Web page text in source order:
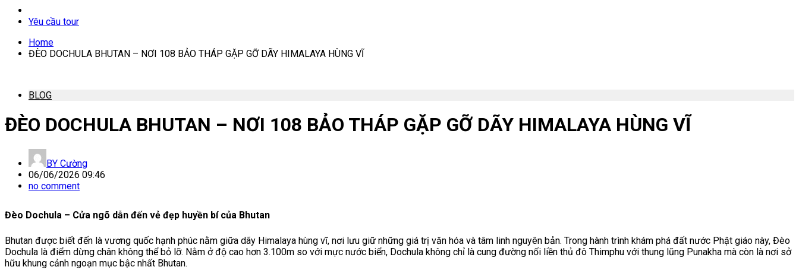
Yêu cầu tour
Home
ĐÈO DOCHULA BHUTAN – NƠI 108 BẢO THÁP GẶP GỠ DÃY HIMALAYA HÙNG VĨ
BLOG
ĐÈO DOCHULA BHUTAN – NƠI 108 BẢO THÁP GẶP GỠ DÃY HIMALAYA HÙNG VĨ
BY Cường
06/06/2026 09:46
no comment
Đèo Dochula – Cửa ngõ dẫn đến vẻ đẹp huyền bí của Bhutan
Bhutan được biết đến là vương quốc hạnh phúc nằm giữa dãy Himalaya hùng vĩ, nơi lưu giữ những giá trị văn hóa và tâm linh nguyên bản. Trong hành trình khám phá đất nước Phật giáo này, Đèo
Dochula là điểm dừng chân không thể bỏ lỡ. Nằm ở độ cao hơn 3.100m so với mực nước biển, Dochula không chỉ là cung đường nối liền thủ đô Thimphu với thung lũng Punakha mà còn là nơi sở
hữu khung cảnh ngoạn mục bậc nhất Bhutan.